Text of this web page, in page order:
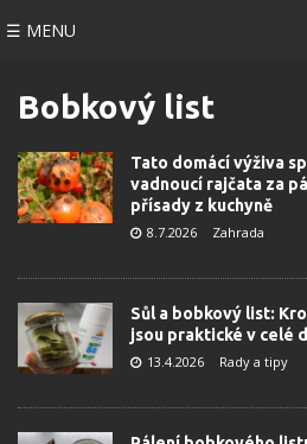
☰ MENU
Bobkový list
Tato domácí výživa
vadnoucí rajčata za
přísady z kuchyně
8.7.2026 Zahrada
Sůl a bobkový list:
jsou praktické v celé
13.4.2026 Rady a tipy